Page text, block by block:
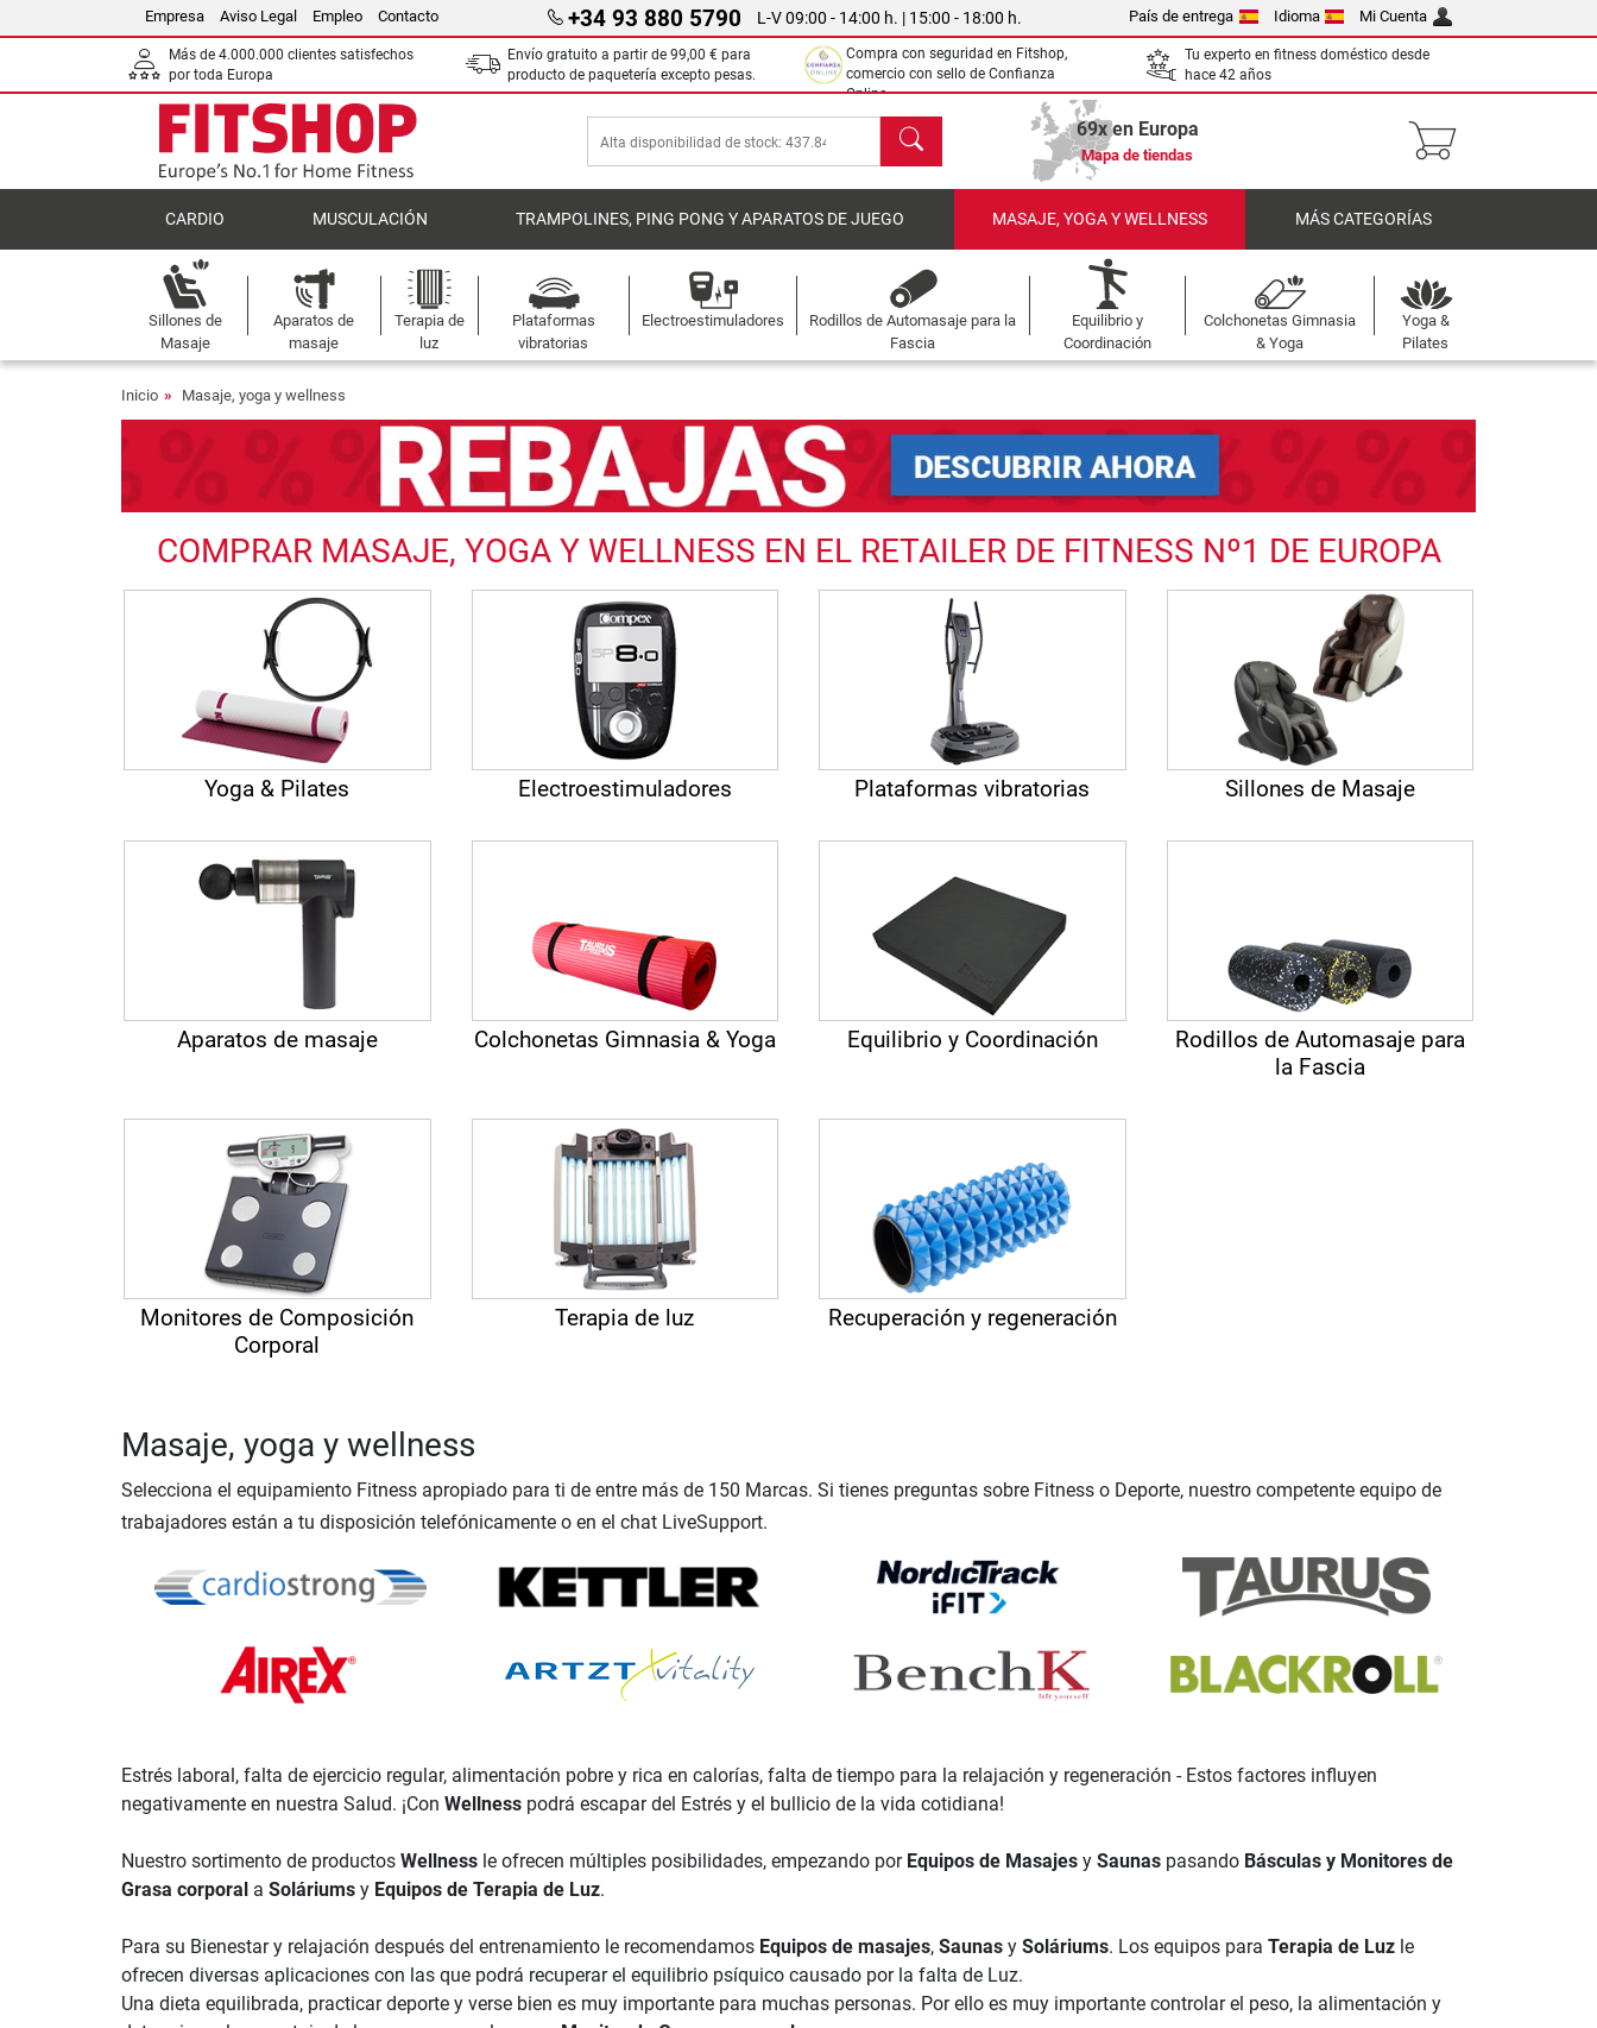
Empresa Aviso Legal Empleo Contacto +34 93 880 5790 L-V 09:00 - 14:00 h. | 15:00 - 18:00 h. País de entrega Idioma Mi Cuenta
Más de 4.000.000 clientes satisfechos
por toda Europa
Envío gratuito a partir de 99,00 € para
producto de paquetería excepto pesas.
Compra con seguridad en Fitshop,
comercio con sello de Confianza
Online.
Tu experto en fitness doméstico desde
hace 42 años
Buscar 69x en Europa
Mapa de tiendas
CARDIO MUSCULACIÓN TRAMPOLINES, PING PONG Y APARATOS DE JUEGO MASAJE, YOGA Y WELLNESS MÁS CATEGORÍAS
Sillones de
Masaje
Aparatos de
masaje
Terapia de
luz
Plataformas
vibratorias
Electroestimuladores
Rodillos de Automasaje para la
Fascia
Equilibrio y
Coordinación
Colchonetas Gimnasia
& Yoga
Yoga &
Pilates
Inicio Masaje, yoga y wellness
COMPRAR MASAJE, YOGA Y WELLNESS EN EL RETAILER DE FITNESS Nº1 DE EUROPA
Yoga & Pilates Electroestimuladores Plataformas vibratorias Sillones de Masaje
Aparatos de masaje Colchonetas Gimnasia & Yoga Equilibrio y Coordinación
Rodillos de Automasaje para
la Fascia
Monitores de Composición
Corporal
Terapia de luz Recuperación y regeneración
Masaje, yoga y wellness
Selecciona el equipamiento Fitness apropiado para ti de entre más de 150 Marcas. Si tienes preguntas sobre Fitness o Deporte, nuestro competente equipo de
trabajadores están a tu disposición telefónicamente o en el chat LiveSupport.
Estrés laboral, falta de ejercicio regular, alimentación pobre y rica en calorías, falta de tiempo para la relajación y regeneración - Estos factores influyen
negativamente en nuestra Salud. ¡Con Wellness podrá escapar del Estrés y el bullicio de la vida cotidiana!
Nuestro sortimento de productos Wellness le ofrecen múltiples posibilidades, empezando por Equipos de Masajes y Saunas pasando Básculas y Monitores de
Grasa corporal a Soláriums y Equipos de Terapia de Luz.
Para su Bienestar y relajación después del entrenamiento le recomendamos Equipos de masajes, Saunas y Soláriums. Los equipos para Terapia de Luz le
ofrecen diversas aplicaciones con las que podrá recuperar el equilibrio psíquico causado por la falta de Luz.
Una dieta equilibrada, practicar deporte y verse bien es muy importante para muchas personas. Por ello es muy importante controlar el peso, la alimentación y